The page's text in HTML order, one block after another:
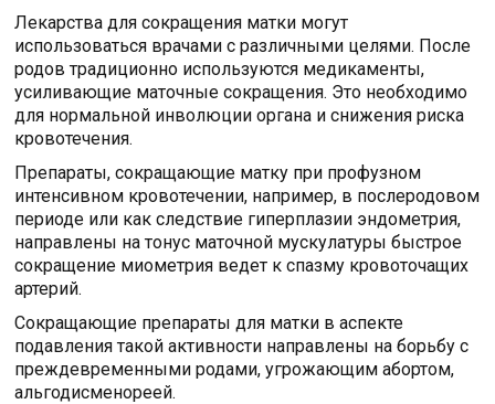
Лекарства для сокращения матки могут
использоваться врачами с различными целями. После
родов традиционно используются медикаменты,
усиливающие маточные сокращения. Это необходимо
для нормальной инволюции органа и снижения риска
кровотечения.
Препараты, сокращающие матку при профузном
интенсивном кровотечении, например, в послеродовом
периоде или как следствие гиперплазии эндометрия,
направлены на тонус маточной мускулатуры быстрое
сокращение миометрия ведет к спазму кровоточащих
артерий.
Сокращающие препараты для матки в аспекте
подавления такой активности направлены на борьбу с
преждевременными родами, угрожающим абортом,
альгодисменореей.